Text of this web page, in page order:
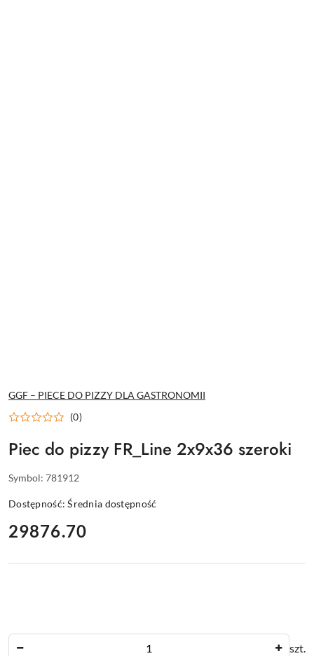
GGF – PIECE DO PIZZY DLA GASTRONOMII
(0)
Piec do pizzy FR_Line 2x9x36 szeroki
Symbol: 781912
Dostępność:Średnia dostępność
cena:
29876.70
szt.